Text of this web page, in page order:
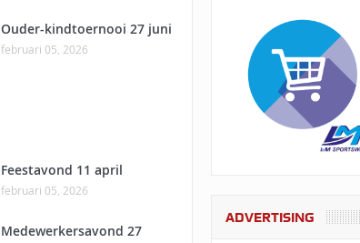
Ouder-kindtoernooi 27 juni
februari 05, 2026
Feestavond 11 april
februari 05, 2026
Medewerkersavond 27
ADVERTISING